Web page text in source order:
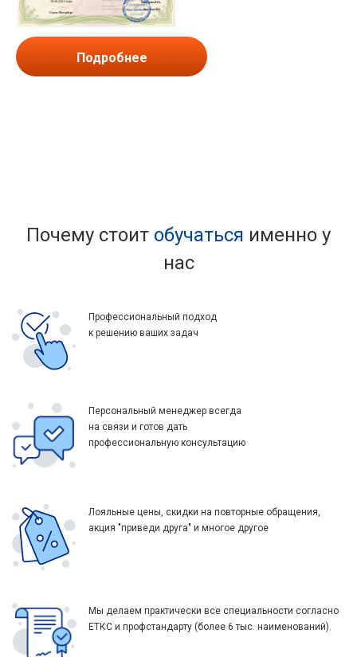
Подробнее
Почему стоит обучаться именно у
нас
Профессиональный подход
к решению ваших задач
Персональный менеджер всегда
на связи и готов дать
профессиональную консультацию
Лояльные цены, скидки на повторные обращения,
акция "приведи друга" и многое другое
Мы делаем практически все специальности согласно
ЕТКС и профстандарту (более 6 тыс. наименований).